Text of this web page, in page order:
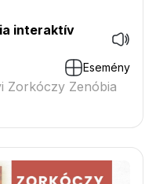
interaktív
Esemény
Zorkóczy Zenóbia